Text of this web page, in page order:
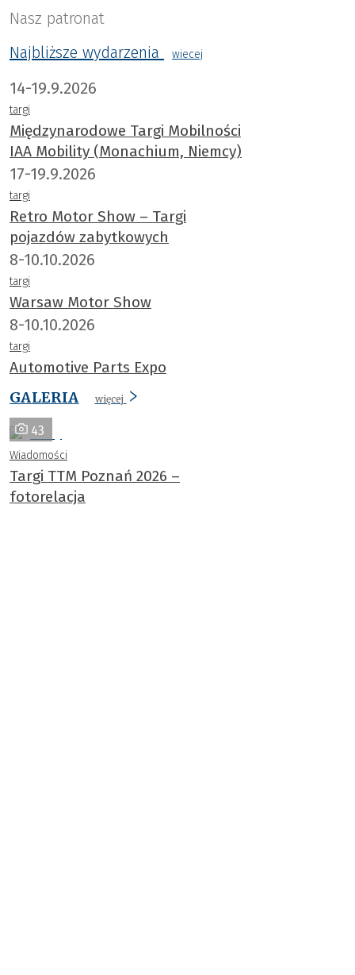
Nasz patronat
Najbliższe wydarzenia
wiecej
14-19.9.2026
targi
Międzynarodowe Targi Mobilności
IAA Mobility (Monachium, Niemcy)
17-19.9.2026
targi
Retro Motor Show – Targi
pojazdów zabytkowych
8-10.10.2026
targi
Warsaw Motor Show
8-10.10.2026
targi
Automotive Parts Expo
GALERIA
więcej
43
Wiadomości
Targi TTM Poznań 2026 –
fotorelacja